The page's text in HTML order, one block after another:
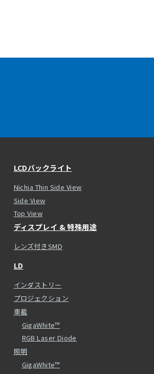
LCDバックライト
Nichia Thin Side View
Side View
Top View
ディスプレイ & 特殊用途
レンズ付きSMD
LD
インダストリー
プロジェクション
車載
GigaWhite™
RGB Laser Diode
照明
GigaWhite™